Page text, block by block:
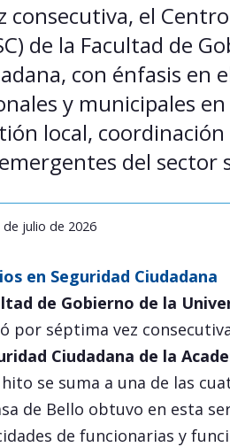
consecutiva, el
de la Facultad de
con énfasis en
y municipales
local,
del sector
julio de 2026
en Seguridad Ciudadana
de Gobierno de la
por séptima vez
Ciudadana de la
hito se suma a una de las
de Bello obtuvo en esta
de funcionarias y